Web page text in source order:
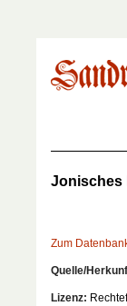
Jonisches
Zum
Quelle/
Lizenz: